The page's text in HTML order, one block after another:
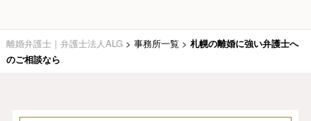
離婚弁護士｜弁護士法人ALG > 事務所一覧 > 札幌の離婚に強い弁護士へ
のご相談なら